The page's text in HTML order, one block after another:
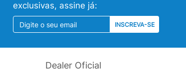
exclusivas, assine já:
INSCREVA-SE
Dealer Oficial